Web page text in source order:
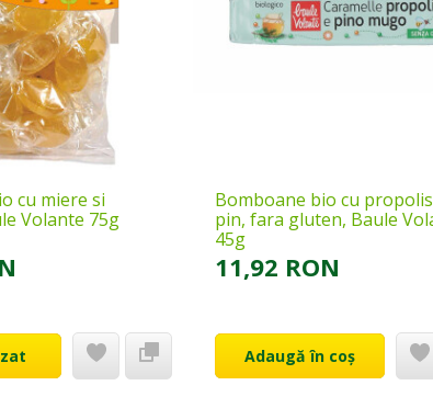
cu miere si
Volante 75g
Bomboane bio cu
pin, fara gluten, Baule
45g
11,92 RON
Adaugă în coș